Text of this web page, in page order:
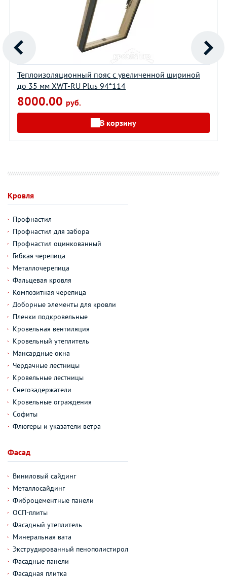
Теплоизоляционный пояс с увеличенной шириной
до 35 мм XWT-RU Plus 94*114
8000.00 руб.
В корзину
Кровля
Профнастил
Профнастил для забора
Профнастил оцинкованный
Гибкая черепица
Металлочерепица
Фальцевая кровля
Композитная черепица
Доборные элементы для кровли
Пленки подкровельные
Кровельная вентиляция
Кровельный утеплитель
Мансардные окна
Чердачные лестницы
Кровельные лестницы
Снегозадержатели
Кровельные ограждения
Софиты
Флюгеры и указатели ветра
Фасад
Виниловый сайдинг
Металлосайдинг
Фиброцементные панели
ОСП-плиты
Фасадный утеплитель
Минеральная вата
Экструдированный пенополистирол
Фасадные панели
Фасадная плитка